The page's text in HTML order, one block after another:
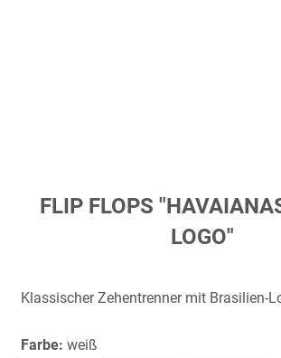
Zum
Anfang
FLIP FLOPS
LOGO"
Klassischer Zehentrenner mit Brasilien-
Farbe: weiß